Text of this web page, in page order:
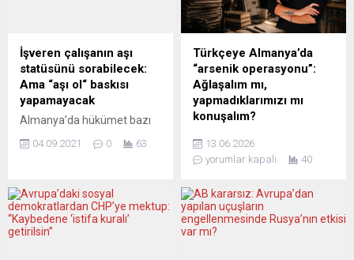
İşveren çalışanın aşı
statüsünü sorabilecek:
Ama “aşı ol“ baskısı
yapamayacak
Almanya’da hükümet bazı
çalışanlara koronavirüse
düzenleme üzerinde
uzlaştı. Almanya hükümet
ortakları Hıristiyan Demokrat
04.09.2021 0 63
Türkçeye Almanya’da
“arsenik operasyonu”:
Ağlaşalım mı,
yapmadıklarımızı mı
konuşalım?
yayılarak verilen arsenik
damlaları birikir ve bir insanı
insanı büyüyle böyle
öldürebilirsiniz. Ama büyük
dilleri ve kültürleri de böyle
13.06.2026
yorumlar kapalı
40